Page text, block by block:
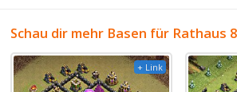
Schau dir mehr Basen für Rathaus
+ Link